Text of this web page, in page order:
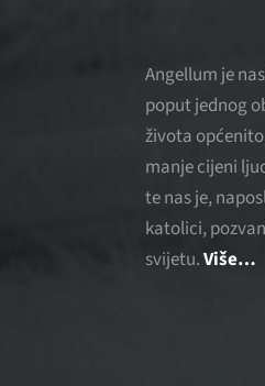
Angellum je
poput jednog
života
manje cijeni
te nas je,
katolici,
svijetu.Više…